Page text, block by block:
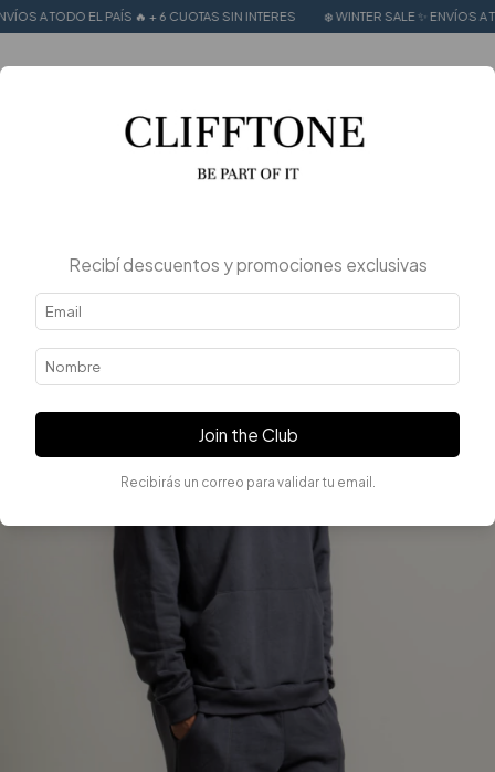
PAÍS 🔥 + 6 CUOTAS SIN INTERES ❄️ WINTER SALE ✨ ENVÍOS A TODO EL PAÍS
Recibí descuentos y promociones exclusivas
Join the Club
Recibirás un correo para validar tu email.